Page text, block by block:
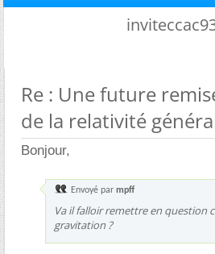
Re : Une future
de la relativité
Bonjour,
Envoyé par mpff
Va il falloir remettre en question
gravitation ?